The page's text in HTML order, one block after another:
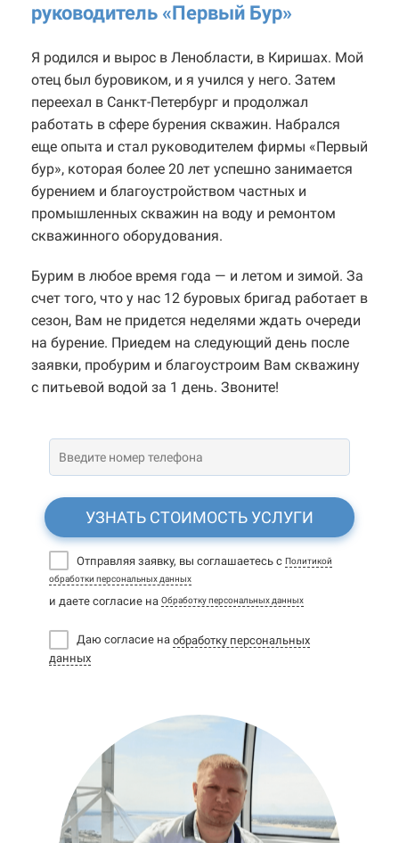
руководитель «Первый Бур»
Я родился и вырос в Ленобласти, в Киришах. Мой
отец был буровиком, и я учился у него. Затем
переехал в Санкт-Петербург и продолжал
работать в сфере бурения скважин. Набрался
еще опыта и стал руководителем фирмы «Первый
бур», которая более 20 лет успешно занимается
бурением и благоустройством частных и
промышленных скважин на воду и ремонтом
скважинного оборудования.
Бурим в любое время года — и летом и зимой. За
счет того, что у нас 12 буровых бригад работает в
сезон, Вам не придется неделями ждать очереди
на бурение. Приедем на следующий день после
заявки, пробурим и благоустроим Вам скважину
с питьевой водой за 1 день. Звоните!
УЗНАТЬ СТОИМОСТЬ УСЛУГИ
Отправляя заявку, вы соглашаетесь с Политикой
обработки персональных данных
и даете согласие на Обработку персональных данных
Даю согласие на обработку персональных
данных